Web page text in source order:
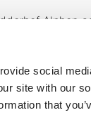
social
site with our
that
Alphen